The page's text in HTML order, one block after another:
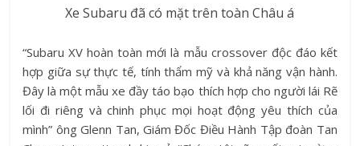
Xe Subaru đã có mặt trên toàn Châu á
“Subaru XV hoàn toàn mới là mẫu crossover độc đáo kết
hợp giữa sự thực tế, tính thẩm mỹ và khả năng vận hành.
Đây là một mẫu xe đầy táo bạo thích hợp cho người lái Rẽ
lối đi riêng và chinh phục mọi hoạt động yêu thích của
mình” ông Glenn Tan, Giám Đốc Điều Hành Tập đoàn Tan